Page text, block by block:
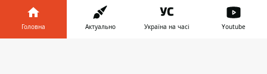
Головна Актуально Україна на часі Youtube